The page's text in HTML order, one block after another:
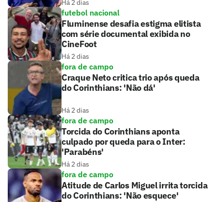
Há 2 dias
futebol nacional
Fluminense desafia estigma elitista
com série documental exibida no
CineFoot
Há 2 dias
fora de campo
Craque Neto critica trio após queda
do Corinthians: 'Não dá'
Há 2 dias
fora de campo
Torcida do Corinthians aponta
culpado por queda para o Inter:
'Parabéns'
Há 2 dias
fora de campo
Atitude de Carlos Miguel irrita torcida
do Corinthians: 'Não esquece'